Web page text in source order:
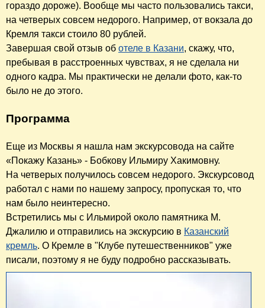
гораздо дороже). Вообще мы часто пользовались такси,
на четверых совсем недорого. Например, от вокзала до
Кремля такси стоило 80 рублей.
Завершая свой отзыв об отеле в Казани, скажу, что,
пребывая в расстроенных чувствах, я не сделала ни
одного кадра. Мы практически не делали фото, как-то
было не до этого.
Программа
Еще из Москвы я нашла нам экскурсовода на сайте
«Покажу Казань» - Бобкову Ильмиру Хакимовну.
На четверых получилось совсем недорого. Экскурсовод
работал с нами по нашему запросу, пропуская то, что
нам было неинтересно.
Встретились мы с Ильмирой около памятника М.
Джалилю и отправились на экскурсию в Казанский
кремль. О Кремле в "Клубе путешественников" уже
писали, поэтому я не буду подробно рассказывать.